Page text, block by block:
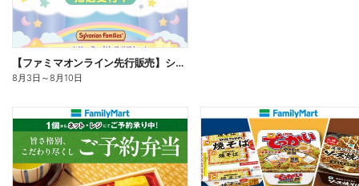
【ファミマオンライン先行販売】シルバニアファミリー
8月3日 ～8月10日